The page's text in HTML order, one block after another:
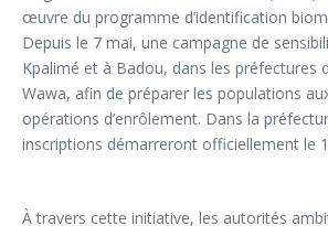
œuvre du programme d’identification
Depuis le 7 mai, une campagne de
Kpalimé et à Badou, dans les préfectures
Wawa, afin de préparer les populations
opérations d’enrôlement. Dans la
inscriptions démarreront officiellement le
À travers cette initiative, les autorités